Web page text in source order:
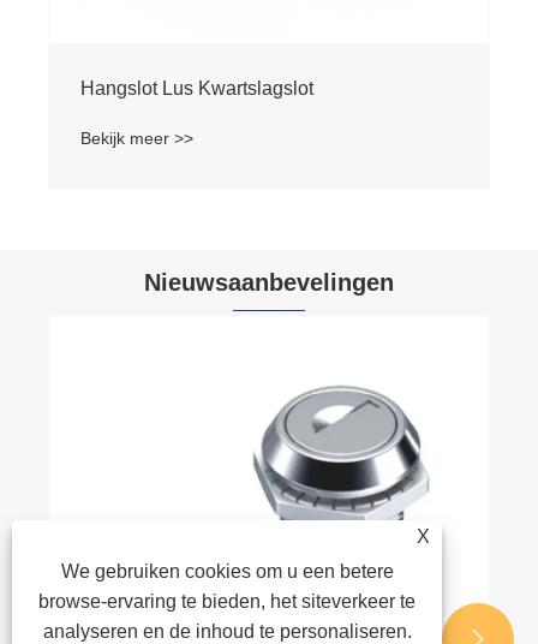
Hangslot Lus Kwartslagslot
Bekijk meer >>
Nieuwsaanbevelingen
 
X
We gebruiken cookies om u een betere
browse-ervaring te bieden, het siteverkeer te
analyseren en de inhoud te personaliseren.